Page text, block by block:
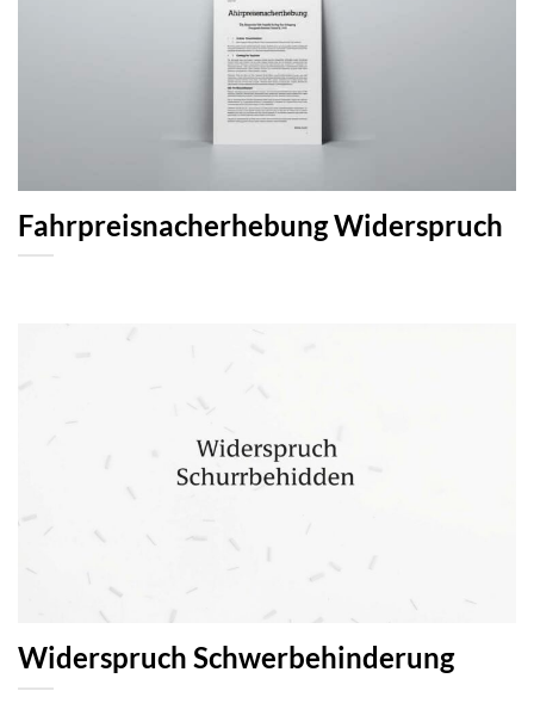
Fahrpreisnacherhebung Widerspruch
Widerspruch Schwerbehinderung